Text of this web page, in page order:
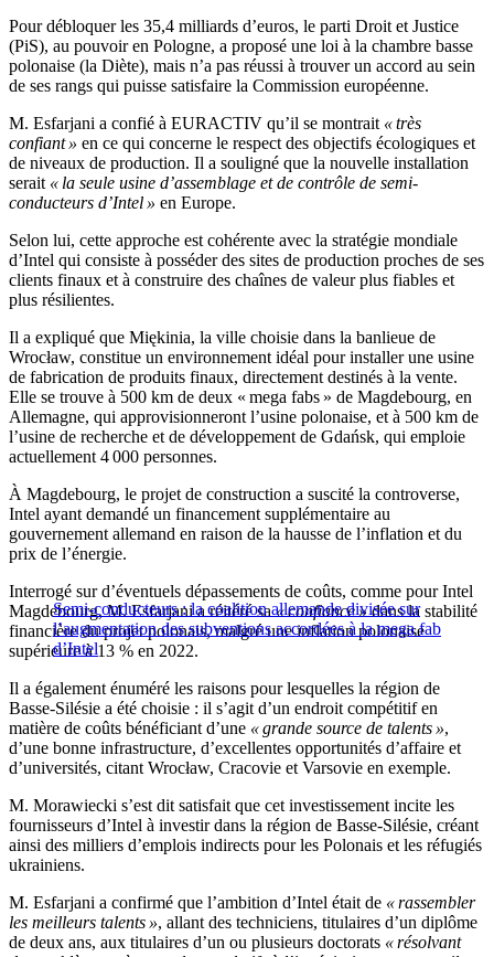
Pour débloquer les 35,4 milliards d’euros, le parti Droit et Justice
(PiS), au pouvoir en Pologne, a proposé une loi à la chambre basse
polonaise (la Diète), mais n’a pas réussi à trouver un accord au sein
de ses rangs qui puisse satisfaire la Commission européenne.
M. Esfarjani a confié à EURACTIV qu’il se montrait « très
confiant » en ce qui concerne le respect des objectifs écologiques et
de niveaux de production. Il a souligné que la nouvelle installation
serait « la seule usine d’assemblage et de contrôle de semi-
conducteurs d’Intel » en Europe.
Selon lui, cette approche est cohérente avec la stratégie mondiale
d’Intel qui consiste à posséder des sites de production proches de ses
clients finaux et à construire des chaînes de valeur plus fiables et
plus résilientes.
Il a expliqué que Miękinia, la ville choisie dans la banlieue de
Wrocław, constitue un environnement idéal pour installer une usine
de fabrication de produits finaux, directement destinés à la vente.
Elle se trouve à 500 km de deux « mega fabs » de Magdebourg, en
Allemagne, qui approvisionneront l’usine polonaise, et à 500 km de
l’usine de recherche et de développement de Gdańsk, qui emploie
actuellement 4 000 personnes.
À Magdebourg, le projet de construction a suscité la controverse,
Intel ayant demandé un financement supplémentaire au
gouvernement allemand en raison de la hausse de l’inflation et du
prix de l’énergie.
Semi-conducteurs : la coalition allemande divisée sur
l’augmentation des subventions accordées à la mega fab
d’Intel
Interrogé sur d’éventuels dépassements de coûts, comme pour Intel
Magdebourg, M. Esfarjani a réitéré sa« confiance »dans la stabilité
financière du projet polonais, malgré une inflation polonaise
supérieure à 13 % en 2022.
Il a également énuméré les raisons pour lesquelles la région de
Basse-Silésie a été choisie : il s’agit d’un endroit compétitif en
matière de coûts bénéficiant d’une « grande source de talents »,
d’une bonne infrastructure, d’excellentes opportunités d’affaire et
d’universités, citant Wrocław, Cracovie et Varsovie en exemple.
M. Morawiecki s’est dit satisfait que cet investissement incite les
fournisseurs d’Intel à investir dans la région de Basse-Silésie, créant
ainsi des milliers d’emplois indirects pour les Polonais et les réfugiés
ukrainiens.
M. Esfarjani a confirmé que l’ambition d’Intel était de « rassembler
les meilleurs talents », allant des techniciens, titulaires d’un diplôme
de deux ans, aux titulaires d’un ou plusieurs doctorats « résolvant